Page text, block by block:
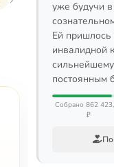
уже будучи в
Ей пришлось
инвалидной
постоянным
Собрано 862
₽